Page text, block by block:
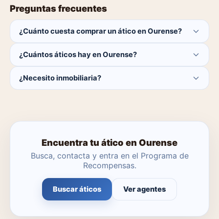
Preguntas frecuentes
¿Cuánto cuesta comprar un ático en Ourense?
¿Cuántos áticos hay en Ourense?
catálogo se actualiza a diario.
¿Necesito inmobiliaria?
Encuentra tu ático en Ourense
Busca, contacta y entra en el Programa de
Recompensas.
Buscar áticos Ver agentes